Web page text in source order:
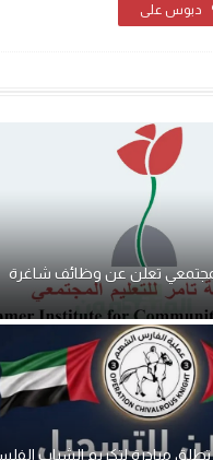
دبوس على
تعلن عن وظائف شاغرة
الفارس الشهم 3 تطلق مبادرة لتكريم الشباب